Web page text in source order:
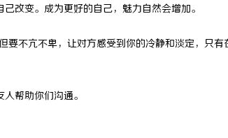
变。成为更好的自己，魅力自然会增加。
不亢不卑，让对方感受到你的冷静和淡定，只有
帮助你们沟通。